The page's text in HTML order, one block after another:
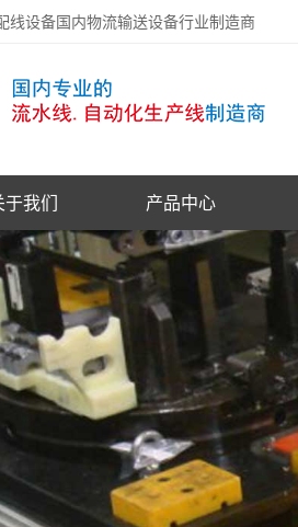
线设备国内物流输送设备行业制造商
于我们 产品中心